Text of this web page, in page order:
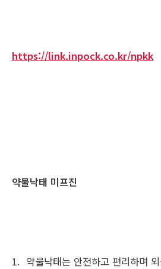
https://link.inpock.co.kr/npkk
약물낙태 미프진
1. 약물낙태는 안전하고 편리하며